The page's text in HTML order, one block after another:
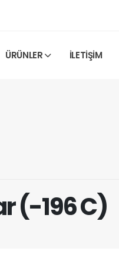
ÜRÜNLER İLETİŞİM
(-196 C)